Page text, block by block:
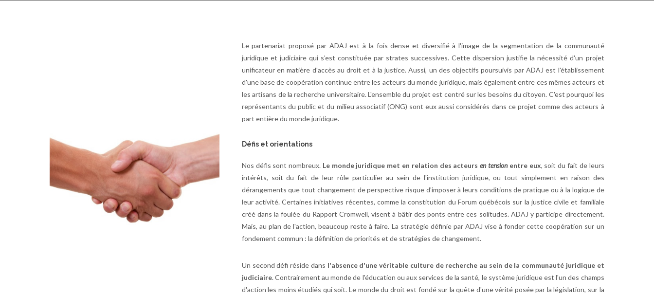
Le partenariat proposé par ADAJ est à la fois dense et diversifié à l'image de la segmentation de la communauté
juridique et judiciaire qui s'est constituée par strates successives. Cette dispersion justifie la nécessité d'un projet
unificateur en matière d'accès au droit et à la justice. Aussi, un des objectifs poursuivis par ADAJ est l'établissement
d'une base de coopération continue entre les acteurs du monde juridique, mais également entre ces mêmes acteurs et
les artisans de la recherche universitaire. L'ensemble du projet est centré sur les besoins du citoyen. C'est pourquoi les
représentants du public et du milieu associatif (ONG) sont eux aussi considérés dans ce projet comme des acteurs à
part entière du monde juridique.
Défis et orientations
Nos défis sont nombreux. Le monde juridique met en relation des acteursen tensionentre eux, soit du fait de leurs
intérêts, soit du fait de leur rôle particulier au sein de l'institution juridique, ou tout simplement en raison des
dérangements que tout changement de perspective risque d'imposer à leurs conditions de pratique ou à la logique de
leur activité. Certaines initiatives récentes, comme la constitution du Forum québécois sur la justice civile et familiale
créé dans la foulée du Rapport Cromwell, visent à bâtir des ponts entre ces solitudes. ADAJ y participe directement.
Mais, au plan de l'action, beaucoup reste à faire. La stratégie définie par ADAJ vise à fonder cette coopération sur un
fondement commun : la définition de priorités et de stratégies de changement.
Un second défi réside dans l'absence d'une véritable culture de recherche au sein de la communauté juridique et
judiciaire. Contrairement au monde de l'éducation ou aux services de la santé, le système juridique est l'un des champs
d'action les moins étudiés qui soit. Le monde du droit est fondé sur la quête d'une vérité posée par la législation, sur la